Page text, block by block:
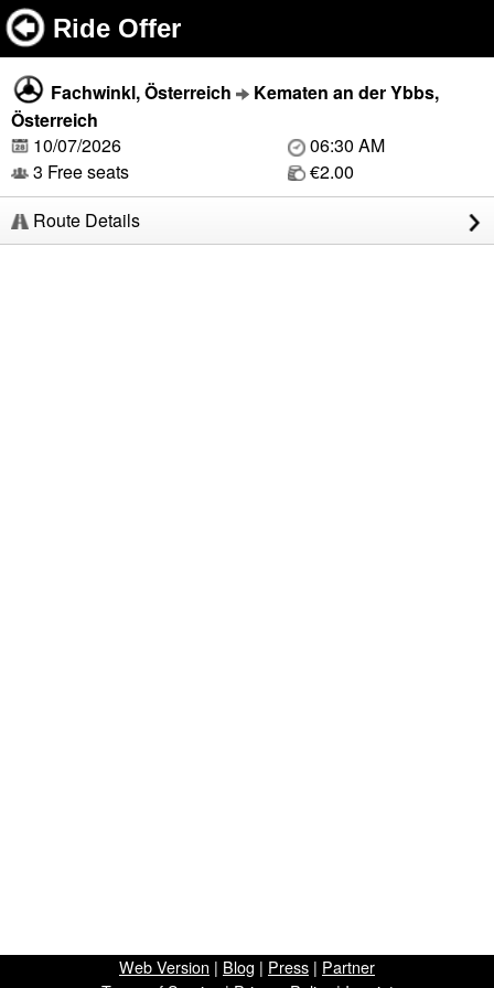
Ride Offer
Fachwinkl, Österreich
Kematen an der Ybbs,
Österreich
10/07/2026
06:30 AM
3 Free seats
€2.00
Route Details
Web Version | Blog | Press | Partner